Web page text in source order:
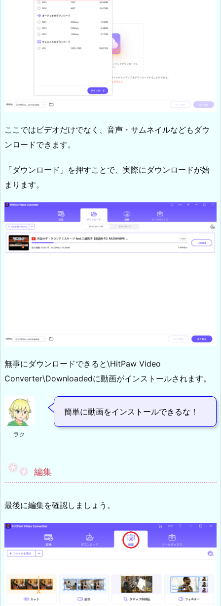
ここではビデオだけでなく、音声・サムネイルなどもダウ
ンロードできます。
「ダウンロード」を押すことで、実際にダウンロードが始
まります。
無事にダウンロードできると\HitPaw Video
Converter\Downloadedに動画がインストールされます。
ラク
簡単に動画をインストールできるな！
編集
最後に編集を確認しましょう。